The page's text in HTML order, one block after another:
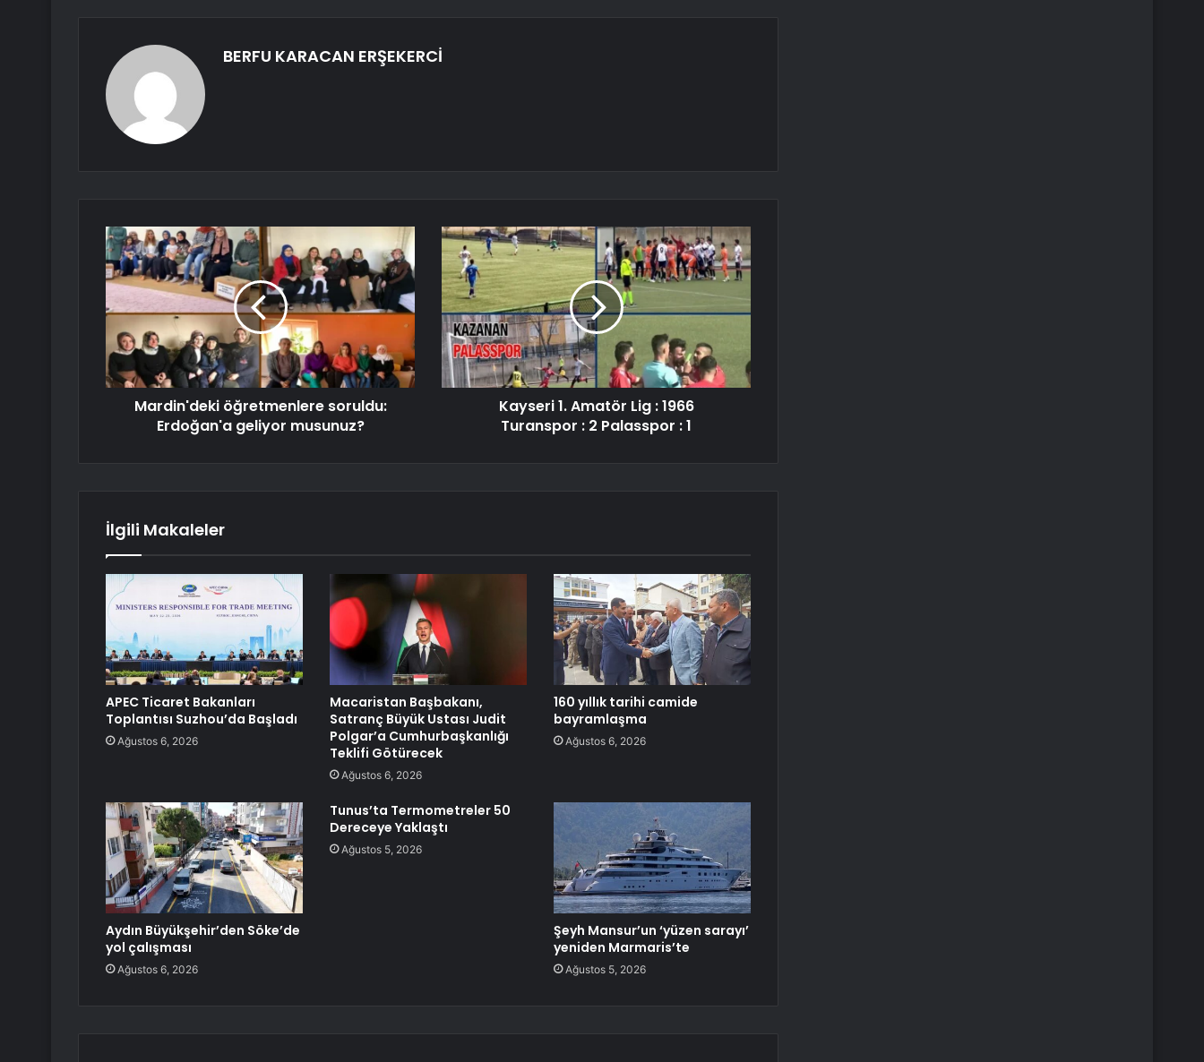
BERFU KARACAN ERŞEKERCİ
Mardin'deki öğretmenlere soruldu:
Erdoğan'a geliyor musunuz?
Kayseri 1. Amatör Lig : 1966
Turanspor : 2 Palasspor : 1
İlgili Makaleler
APEC Ticaret Bakanları
Toplantısı Suzhou’da Başladı
Ağustos 6, 2026
Macaristan Başbakanı,
Satranç Büyük Ustası Judit
Polgar’a Cumhurbaşkanlığı
Teklifi Götürecek
Ağustos 6, 2026
160 yıllık tarihi camide
bayramlaşma
Ağustos 6, 2026
Aydın Büyükşehir’den Söke’de
yol çalışması
Ağustos 6, 2026
Tunus’ta Termometreler 50
Dereceye Yaklaştı
Ağustos 5, 2026
Şeyh Mansur’un ‘yüzen sarayı’
yeniden Marmaris’te
Ağustos 5, 2026